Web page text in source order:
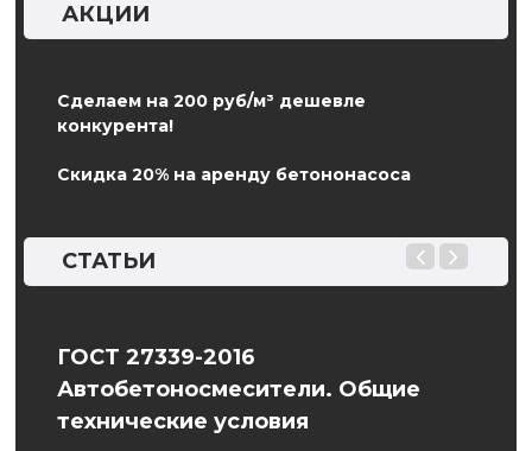
АКЦИИ
Сделаем на 200 руб/м³ дешевле
конкурента!
Скидка 20% на аренду бетононасоса
СТАТЬИ
ГОСТ 27339-2016
Автобетоносмесители. Общие
технические условия